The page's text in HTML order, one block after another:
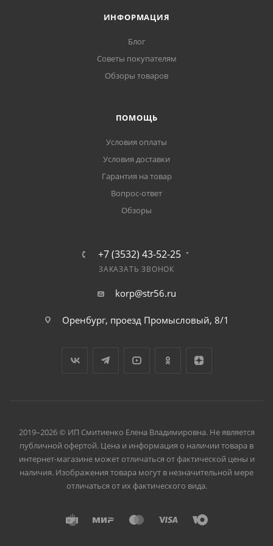
ИНФОРМАЦИЯ
Блог
Советы покупателям
Обзоры товаров
ПОМОЩЬ
Условия оплаты
Условия доставки
Гарантия на товар
Вопрос-ответ
Обзоры
+7 (3532) 43-52-25
ЗАКАЗАТЬ ЗВОНОК
korp@str56.ru
Оренбург, проезд Промысловый, 8/1
2019–2026 © ИП Смитиенко Елена Владимировна. Не является
публичной офертой. Цена и информация о наличии товара в
интернет-магазине может отличаться от фактической цены и
наличия. Изображения товара могут в незначительной мере
отличаться от их фактического вида.